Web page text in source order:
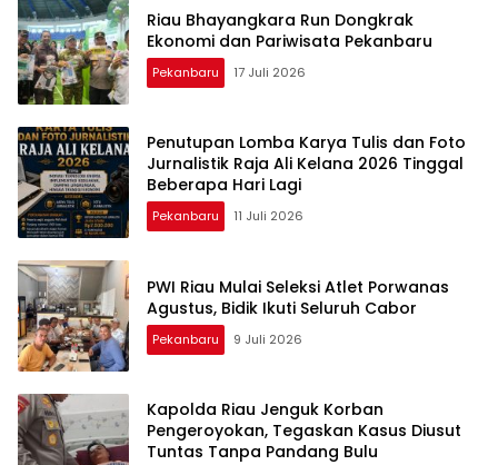
Riau Bhayangkara Run Dongkrak
Ekonomi dan Pariwisata Pekanbaru
Pekanbaru 17 Juli 2026
Penutupan Lomba Karya Tulis dan Foto
Jurnalistik Raja Ali Kelana 2026 Tinggal
Beberapa Hari Lagi
Pekanbaru 11 Juli 2026
PWI Riau Mulai Seleksi Atlet Porwanas
Agustus, Bidik Ikuti Seluruh Cabor
Pekanbaru 9 Juli 2026
Kapolda Riau Jenguk Korban
Pengeroyokan, Tegaskan Kasus Diusut
Tuntas Tanpa Pandang Bulu